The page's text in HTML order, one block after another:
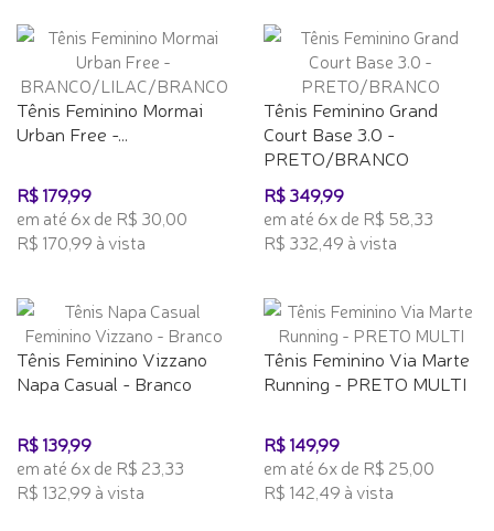
Tênis Feminino Mormai
Urban Free -...
R$ 179,99
em até 6x de R$ 30,00
R$ 170,99 à vista
Tênis Feminino Grand
Court Base 3.0 -
PRETO/BRANCO
R$ 349,99
em até 6x de R$ 58,33
R$ 332,49 à vista
Tênis Feminino Vizzano
Napa Casual - Branco
R$ 139,99
em até 6x de R$ 23,33
R$ 132,99 à vista
Tênis Feminino Via Marte
Running - PRETO MULTI
R$ 149,99
em até 6x de R$ 25,00
R$ 142,49 à vista